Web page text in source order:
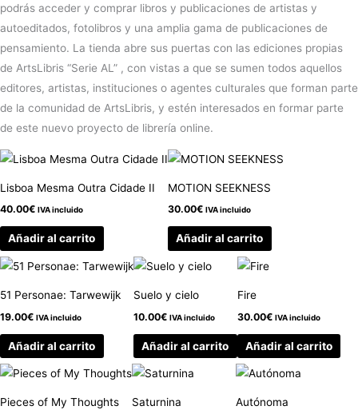
podrás acceder y comprar libros y publicaciones de artistas y
autoeditados, fotolibros y una amplia gama de publicaciones de
pensamiento. La tienda abre sus puertas con las ediciones propias
de ArtsLibris “Serie AL” , con vistas a que se sumen todos aquellos
editores, artistas, instituciones o agentes culturales que forman parte
de la comunidad de ArtsLibris, y estén interesados en formar parte
de este nuevo proyecto de librería online.
Lisboa Mesma Outra Cidade II
40.00€ IVA incluido
Añadir al carrito
MOTION SEEKNESS
30.00€ IVA incluido
Añadir al carrito
51 Personae: Tarwewijk
19.00€ IVA incluido
Añadir al carrito
Suelo y cielo
10.00€ IVA incluido
Añadir al carrito
Fire
30.00€ IVA incluido
Añadir al carrito
Pieces of My Thoughts Saturnina Autónoma